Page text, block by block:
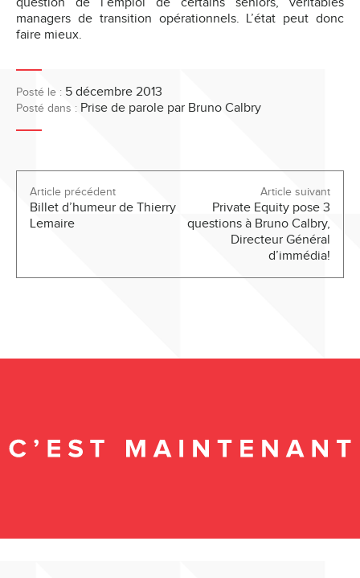
managers de transition opérationnels. L’état peut donc
faire mieux.
Posté le : 5 décembre 2013
Posté dans : Prise de parole par Bruno Calbry
Article précédent
Billet d’humeur de Thierry
Lemaire
Article suivant
Private Equity pose 3
questions à Bruno Calbry,
Directeur Général
d’immédia!